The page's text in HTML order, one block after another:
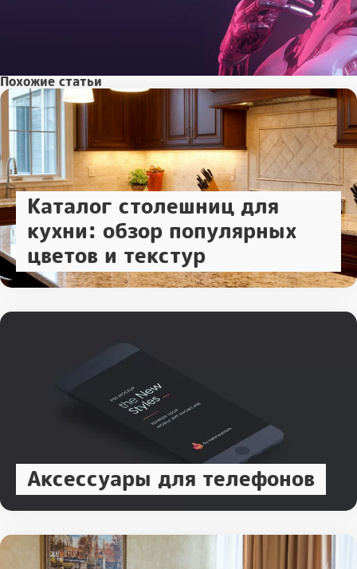
Похожие статьи
Каталог столешниц для
кухни: обзор популярных
цветов и текстур
Аксессуары для телефонов